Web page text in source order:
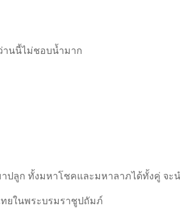
านนี้ไม่ชอบน้ำมาก
ปลูก ทั้งมหาโชคและมหาลาภได้ทั้งคู่ จะ
ยในพระบรมราชูปถัมภ์